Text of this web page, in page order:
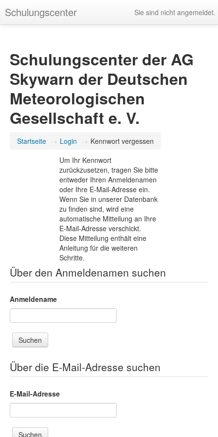
Schulungscenter Sie sind nicht angemeldet.
Schulungscenter der AG
Skywarn der Deutschen
Meteorologischen
Gesellschaft e. V.
Startseite → Login → Kennwort vergessen
Um Ihr Kennwort
zurückzusetzen, tragen Sie bitte
entweder Ihren Anmeldenamen
oder Ihre E-Mail-Adresse ein.
Wenn Sie in unserer Datenbank
zu finden sind, wird eine
automatische Mitteilung an Ihre
E-Mail-Adresse verschickt.
Diese Mitteilung enthält eine
Anleitung für die weiteren
Schritte.
Über den Anmeldenamen suchen
Anmeldename
Über die E-Mail-Adresse suchen
E-Mail-Adresse